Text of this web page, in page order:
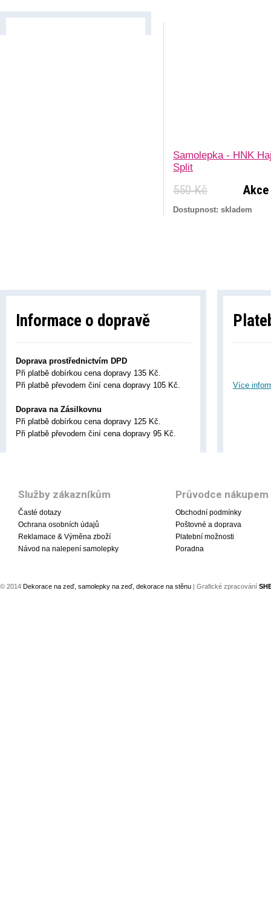
Samolepka - HNK
Split
550 Kč Akce
Dostupnost: skladem
Informace o dopravě
Doprava prostřednictvím DPD
Při platbě dobírkou cena dopravy 135 Kč.
Při platbě převodem činí cena dopravy 105 Kč.
Doprava na Zásilkovnu
Při platbě dobírkou cena dopravy 125 Kč.
Při platbě převodem činí cena dopravy 95 Kč.
Více
Služby zákazníkům
Časté dotazy
Ochrana osobních údajů
Reklamace & Výměna zboží
Návod na nalepení samolepky
Průvodce nákupem
Obchodní podmínky
Poštovné a doprava
Platební možnosti
Poradna
© 2014 Dekorace na zeď, samolepky na zeď, dekorace na stěnu | Grafické zpracování